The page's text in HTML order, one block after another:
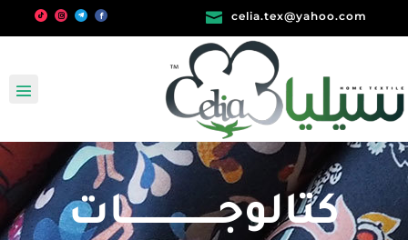
 celia.tex@yahoo.com
كتالوجـــــــــــــــــات